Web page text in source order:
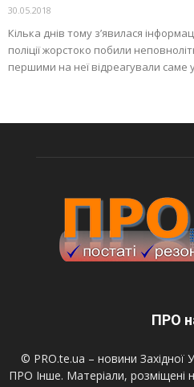
30.05.2018
Кілька днів тому з’явилася
поліції жорстоко побили
першими на неї відреагували саме
ПРО
© PRO.te.ua – новини
ПРО Інше. Матеріали, розміщені